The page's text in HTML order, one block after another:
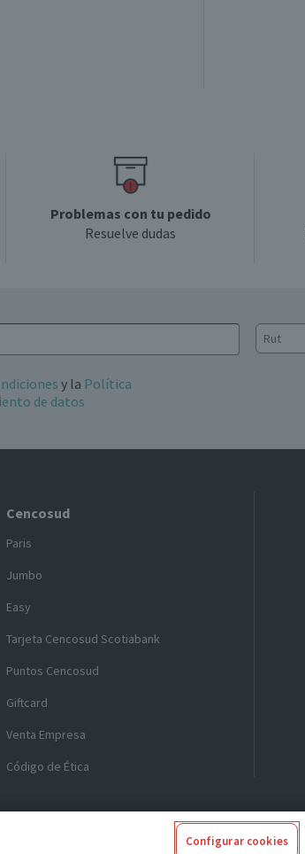
Problemas con tu pedido
Resuelve dudas
y la Política
de datos
Cencosud
Paris
Jumbo
Easy
Tarjeta Cencosud Scotiabank
Puntos Cencosud
Giftcard
Venta Empresa
Código de Ética
Seguridad y Privacidad |
Configurar cookies